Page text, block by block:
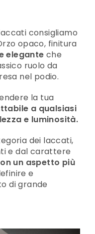
consigliamo
opaco, finitura
elegante che
ruolo da
nel podio.
la tua
a qualsiasi
e luminosità.
dei laccati,
e dal carattere
un aspetto più
e
di grande